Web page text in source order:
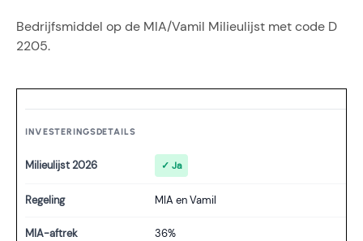
Bedrijfsmiddel op de MIA/Vamil Milieulijst met code D
2205.
INVESTERINGSDETAILS
Milieulijst 2026 ✓ Ja
Regeling MIA en Vamil
MIA-aftrek 36%